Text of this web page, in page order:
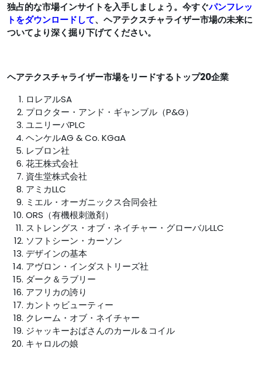
独占的な市場インサイトを入手しましょう。今すぐパンフレッ
トをダウンロードして、ヘアテクスチャライザー市場の未来に
ついてより深く掘り下げてください。
ヘアテクスチャライザー市場をリードするトップ20企業
ロレアルSA
プロクター・アンド・ギャンブル（P&G）
ユニリーバPLC
ヘンケルAG & Co. KGaA
レブロン社
花王株式会社
資生堂株式会社
アミカLLC
ミエル・オーガニックス合同会社
ORS（有機根刺激剤）
ストレングス・オブ・ネイチャー・グローバルLLC
ソフトシーン・カーソン
デザインの基本
アヴロン・インダストリーズ社
ダーク＆ラブリー
アフリカの誇り
カントゥビューティー
クレーム・オブ・ネイチャー
ジャッキーおばさんのカール＆コイル
キャロルの娘